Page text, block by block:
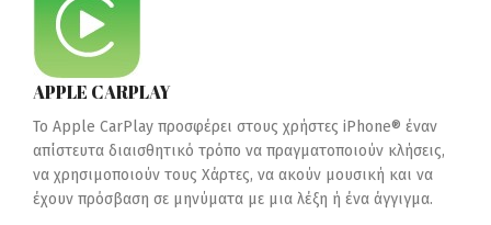
APPLE CARPLAY
Το Apple CarPlay προσφέρει στους χρήστες iPhone® έναν
απίστευτα διαισθητικό τρόπο να πραγματοποιούν κλήσεις,
να χρησιμοποιούν τους Χάρτες, να ακούν μουσική και να
έχουν πρόσβαση σε μηνύματα με μια λέξη ή ένα άγγιγμα.